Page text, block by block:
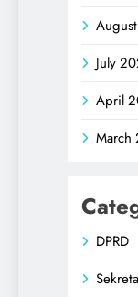
July
April
March
DPRD